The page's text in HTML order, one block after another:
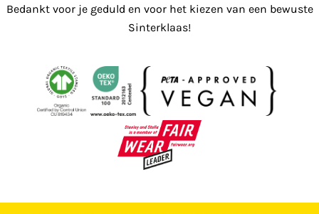
Bedankt voor je geduld en voor het kiezen van een bewuste
Sinterklaas!